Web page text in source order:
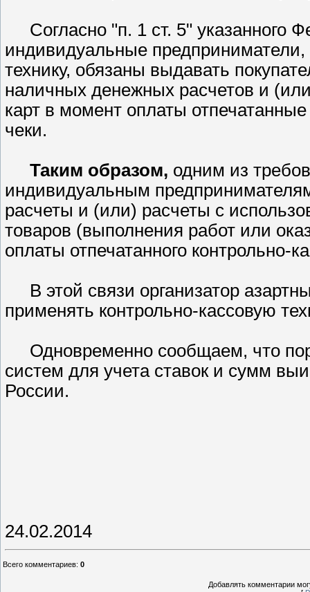
Согласно п. 1 ст. 5 указанного
индивидуальные
технику, обязаны выдавать
наличных денежных расчетов и
карт в момент оплаты
чеки.
Таким образом, одним из
индивидуальным
расчеты и (или) расчеты с
товаров (выполнения работ или
оплаты отпечатанного контрольно-
В этой связи организатор
применять контрольно-кассовую
Одновременно сообщаем, что
систем для учета ставок и сумм
России.
24.02.2014
Всего комментариев: 0
Добавлять комментарии